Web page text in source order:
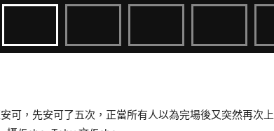
可，先安可了五次，正當所有人以為完場後又突然再次上